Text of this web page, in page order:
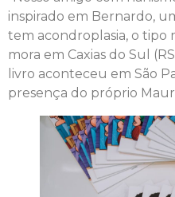
inspirado em Bernardo,
tem acondroplasia, o tipo
mora em Caxias do Sul
livro aconteceu em São
presença do próprio